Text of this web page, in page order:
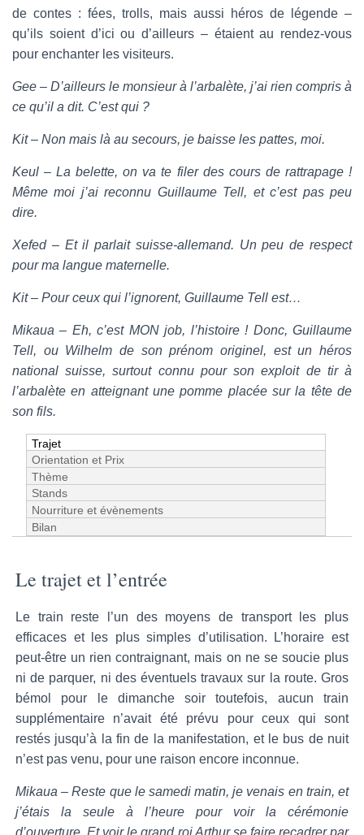
de contes : fées, trolls, mais aussi héros de légende –
qu’ils soient d’ici ou d’ailleurs – étaient au rendez-vous
pour enchanter les visiteurs.
Gee – D’ailleurs le monsieur à l’arbalète, j’ai rien compris à
ce qu’il a dit. C’est qui ?
Kit – Non mais là au secours, je baisse les pattes, moi.
Keul – La belette, on va te filer des cours de rattrapage !
Même moi j’ai reconnu Guillaume Tell, et c’est pas peu
dire.
Xefed – Et il parlait suisse-allemand. Un peu de respect
pour ma langue maternelle.
Kit – Pour ceux qui l’ignorent, Guillaume Tell est…
Mikaua – Eh, c’est MON job, l’histoire ! Donc, Guillaume
Tell, ou Wilhelm de son prénom originel, est un héros
national suisse, surtout connu pour son exploit de tir à
l’arbalète en atteignant une pomme placée sur la tête de
son fils.
Trajet
Orientation et Prix
Thème
Stands
Nourriture et évènements
Bilan
Le trajet et l’entrée
Le train reste l’un des moyens de transport les plus
efficaces et les plus simples d’utilisation. L’horaire est
peut-être un rien contraignant, mais on ne se soucie plus
ni de parquer, ni des éventuels travaux sur la route. Gros
bémol pour le dimanche soir toutefois, aucun train
supplémentaire n’avait été prévu pour ceux qui sont
restés jusqu’à la fin de la manifestation, et le bus de nuit
n’est pas venu, pour une raison encore inconnue.
Mikaua – Reste que le samedi matin, je venais en train, et
j’étais la seule à l’heure pour voir la cérémonie